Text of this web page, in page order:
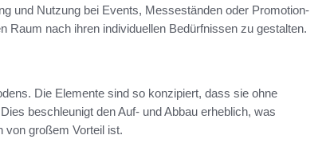
und Nutzung bei Events, Messeständen oder Promotion-
Raum nach ihren individuellen Bedürfnissen zu gestalten.
Die Elemente sind so konzipiert, dass sie ohne
beschleunigt den Auf- und Abbau erheblich, was
von großem Vorteil ist.